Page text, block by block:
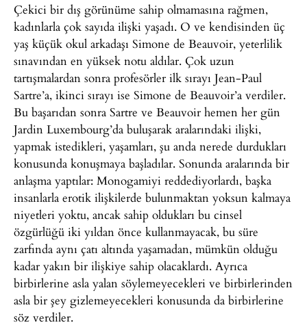
Çekici bir dış görünüme sahip olmamasına rağmen,
kadınlarla çok sayıda ilişki yaşadı. O ve kendisinden üç
yaş küçük okul arkadaşı Simone de Beauvoir, yeterlilik
sınavından en yüksek notu aldılar. Çok uzun
tartışmalardan sonra profesörler ilk sırayı Jean-Paul
Sartre’a, ikinci sırayı ise Simone de Beauvoir’a verdiler.
Bu başarıdan sonra Sartre ve Beauvoir hemen her gün
Jardin Luxembourg’da buluşarak aralarındaki ilişki,
yapmak istedikleri, yaşamları, şu anda nerede durdukları
konusunda konuşmaya başladılar. Sonunda aralarında bir
anlaşma yaptılar: Monogamiyi reddediyorlardı, başka
insanlarla erotik ilişkilerde bulunmaktan yoksun kalmaya
niyetleri yoktu, ancak sahip oldukları bu cinsel
özgürlüğü iki yıldan önce kullanmayacak, bu süre
zarfında aynı çatı altında yaşamadan, mümkün olduğu
kadar yakın bir ilişkiye sahip olacaklardı. Ayrıca
birbirlerine asla yalan söylemeyecekleri ve birbirlerinden
asla bir şey gizlemeyecekleri konusunda da birbirlerine
söz verdiler.